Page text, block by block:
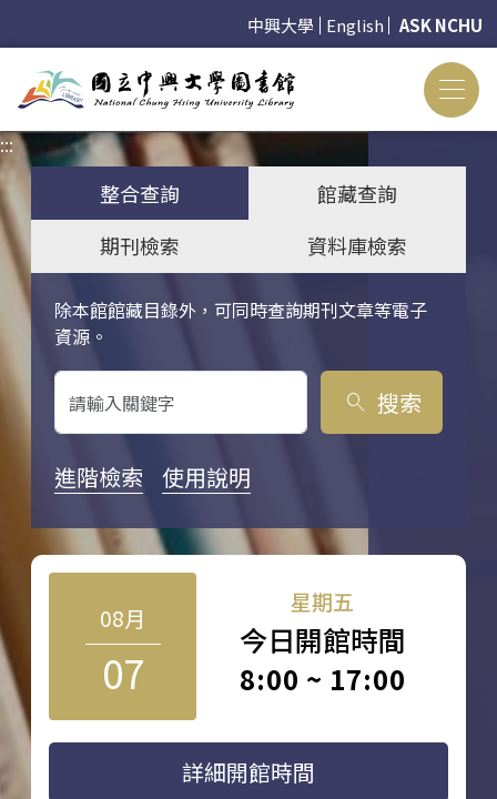
中興大學 English ASK NCHU
:::
整合查詢
館藏查詢
期刊檢索
資料庫檢索
除本館館藏目錄外，可同時查詢期刊文章等電子
資源。
關鍵字搜尋
search 搜索
進階檢索 使用說明
08月
07
星期五
今日開館時間
8:00 ~ 17:00
詳細開館時間